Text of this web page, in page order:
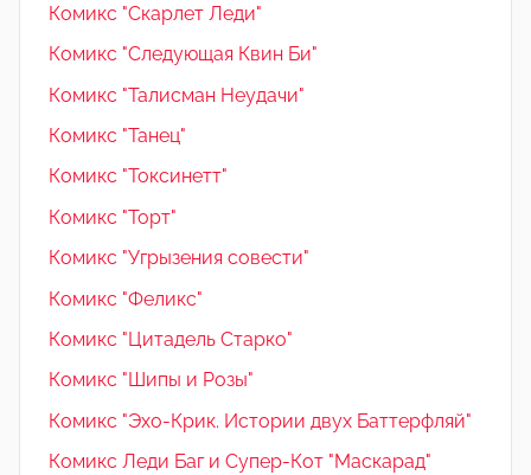
Комикс "Скарлет Леди"
Комикс "Следующая Квин Би"
Комикс "Талисман Неудачи"
Комикс "Танец"
Комикс "Токсинетт"
Комикс "Торт"
Комикс "Угрызения совести"
Комикс "Феликс"
Комикс "Цитадель Старко"
Комикс "Шипы и Розы"
Комикс "Эхо-Крик. Истории двух Баттерфляй"
Комикс Леди Баг и Супер-Кот "Маскарад"